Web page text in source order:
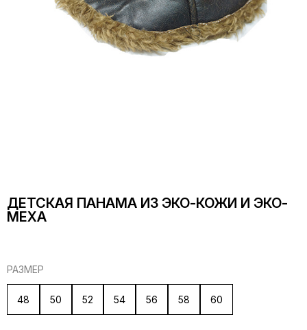
ДЕТСКАЯ ПАНАМА ИЗ ЭКО-КОЖИ И ЭКО-
МЕХА
РАЗМЕР
48 50 52 54 56 58 60